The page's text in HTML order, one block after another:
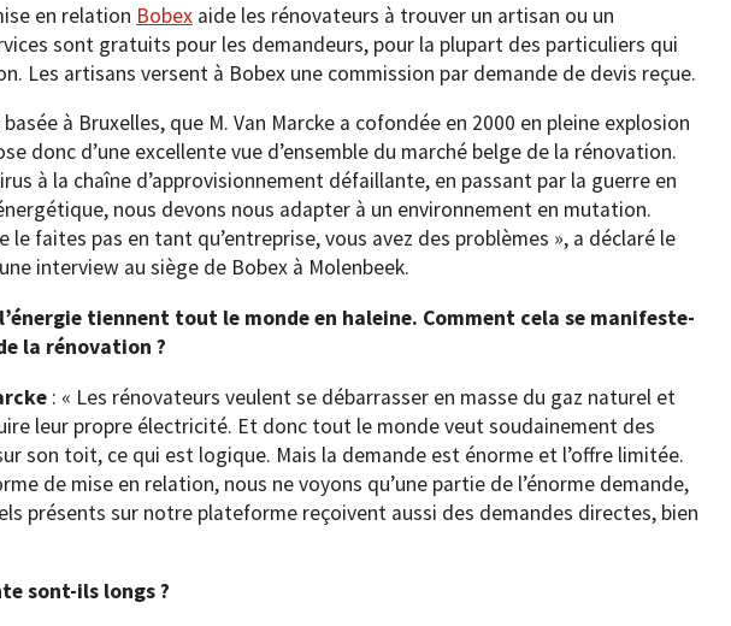
en relation Bobex aide les rénovateurs à trouver un artisan ou un
sont gratuits pour les demandeurs, pour la plupart des particuliers qui
Les artisans versent à Bobex une commission par demande de devis reçue.
à Bruxelles, que M. Van Marcke a cofondée en 2000 en pleine explosion
donc d’une excellente vue d’ensemble du marché belge de la rénovation.
à la chaîne d’approvisionnement défaillante, en passant par la guerre en
nous devons nous adapter à un environnement en mutation.
le faites pas en tant qu’entreprise, vous avez des problèmes », a déclaré le
interview au siège de Bobex à Molenbeek.
tiennent tout le monde en haleine. Comment cela se manifeste-
la rénovation ?
: « Les rénovateurs veulent se débarrasser en masse du gaz naturel et
leur propre électricité. Et donc tout le monde veut soudainement des
son toit, ce qui est logique. Mais la demande est énorme et l’offre limitée.
de mise en relation, nous ne voyons qu’une partie de l’énorme demande,
présents sur notre plateforme reçoivent aussi des demandes directes, bien
sont-ils longs ?